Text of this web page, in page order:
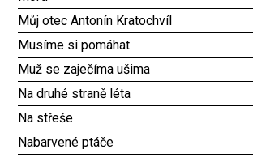
Můj otec Antonín Kratochvíl
Musíme si pomáhat
Muž se zaječíma ušima
Na druhé straně léta
Na střeše
Nabarvené ptáče